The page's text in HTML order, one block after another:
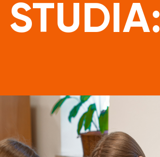
STUDIA: